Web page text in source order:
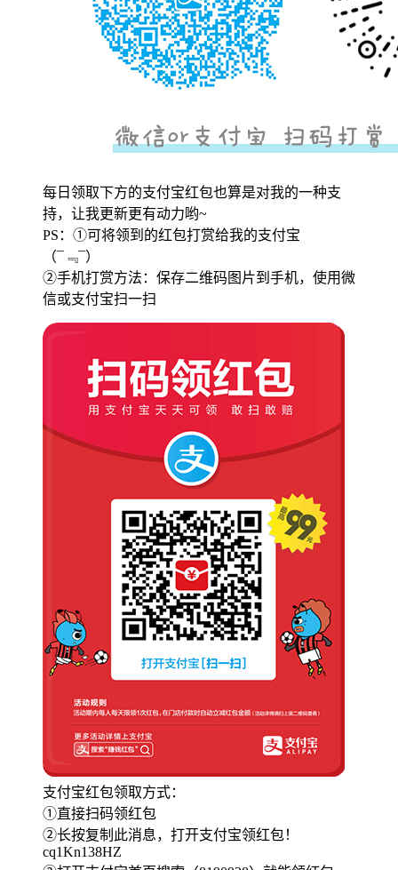
每日领取下方的支付宝红包也算是对我的一种支
持，让我更新更有动力哟~
PS：①可将领到的红包打赏给我的支付宝
（¯﹃¯）
②手机打赏方法：保存二维码图片到手机，使用微
信或支付宝扫一扫
支付宝红包领取方式：
①直接扫码领红包
②长按复制此消息，打开支付宝领红包！
cq1Kn138HZ